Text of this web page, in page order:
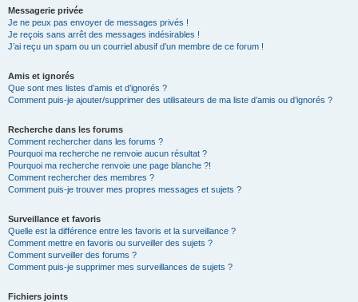
Messagerie privée
Je ne peux pas envoyer de messages privés !
Je reçois sans arrêt des messages indésirables !
J’ai reçu un spam ou un courriel abusif d’un membre de ce forum !
Amis et ignorés
Que sont mes listes d’amis et d’ignorés ?
Comment puis-je ajouter/supprimer des utilisateurs de ma liste d’amis ou d’ignorés ?
Recherche dans les forums
Comment rechercher dans les forums ?
Pourquoi ma recherche ne renvoie aucun résultat ?
Pourquoi ma recherche renvoie une page blanche ?!
Comment rechercher des membres ?
Comment puis-je trouver mes propres messages et sujets ?
Surveillance et favoris
Quelle est la différence entre les favoris et la surveillance ?
Comment mettre en favoris ou surveiller des sujets ?
Comment surveiller des forums ?
Comment puis-je supprimer mes surveillances de sujets ?
Fichiers joints